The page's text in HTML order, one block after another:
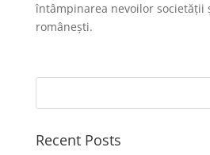
întâmpinarea nevoilor societății
românești.
Recent Posts